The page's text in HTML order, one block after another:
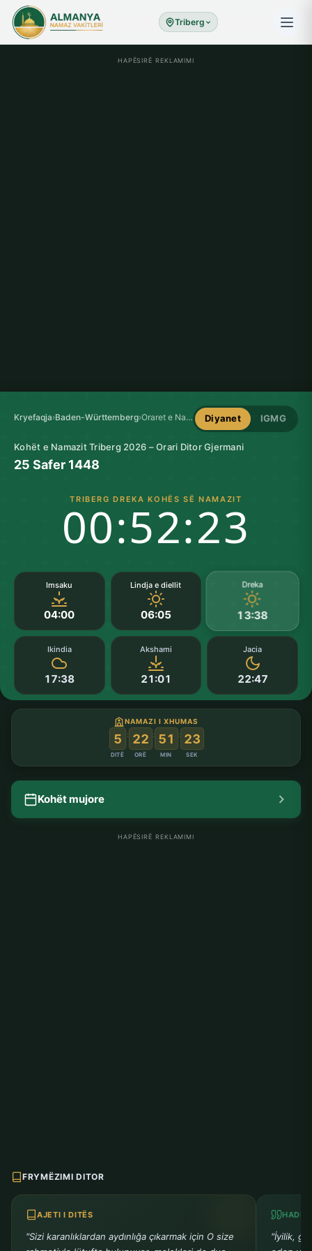
Triberg
HAPËSIRË REKLAMIMI
Kryefaqja›Baden-Württemberg› Oraret e Namazit në Triberg Diyanet IGMG
Kohët e Namazit Triberg 2026 – Orari Ditor Gjermani
25 Safer 1448
TRIBERG DREKA KOHËS SË NAMAZIT
00:52:23
Imsaku
04:00
Lindja e diellit
06:05
Dreka
13:38
Ikindia
17:38
Akshami
21:01
Jacia
22:47
NAMAZI I XHUMAS
5
DITË
: 22
ORË
: 51
MIN
: 23
SEK
Kohët mujore
HAPËSIRË REKLAMIMI
FRYMËZIMI DITOR
AJETI I DITËS
"Sizi karanlıklardan aydınlığa çıkarmak için O size
"İyilik,